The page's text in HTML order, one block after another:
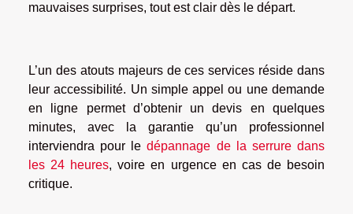
mauvaises surprises, tout est clair dès le départ.
L’un des atouts majeurs de ces services réside dans
leur accessibilité. Un simple appel ou une demande
en ligne permet d’obtenir un devis en quelques
minutes, avec la garantie qu’un professionnel
interviendra pour ledépannage de la serrure dans
les 24 heures, voire en urgence en cas de besoin
critique.